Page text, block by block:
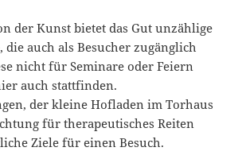
der Kunst bietet das Gut unzählige
die auch als Besucher zugänglich
nicht für Seminare oder Feiern
auch stattfinden.
der kleine Hofladen im Torhaus
für therapeutisches Reiten
Ziele für einen Besuch.